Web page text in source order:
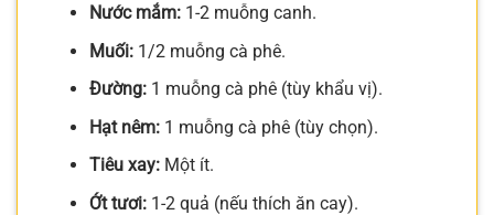
Nước mắm:1-2 muỗng canh.
Muối:1/2 muỗng cà phê.
Đường:1 muỗng cà phê (tùy khẩu vị).
Hạt nêm:1 muỗng cà phê (tùy chọn).
Tiêu xay:Một ít.
Ớt tươi:1-2 quả (nếu thích ăn cay).